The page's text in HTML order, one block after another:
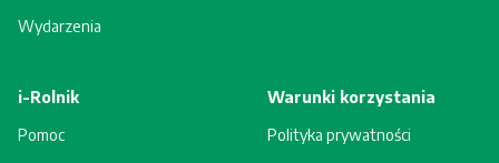
Wydarzenia
i-Rolnik
Pomoc
Warunki korzystania
Polityka prywatności